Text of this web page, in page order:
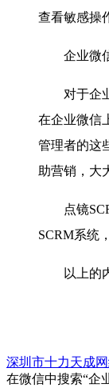
查看敏感操
企业微信
对于企业
在企业微信
管理者的这
助营销，大
点镜
SCRM系统
以上的内
深圳市十力天成
在微信中搜索“企